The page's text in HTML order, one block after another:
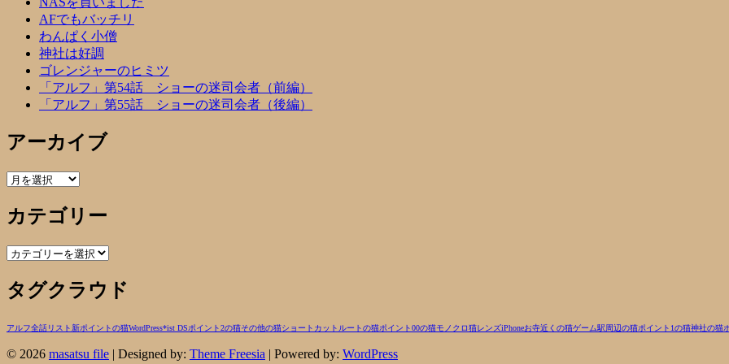
AFでもバッチリ
わんぱく小僧
神社は好調
ゴレンジャーのヒミツ
「アルフ」第54話 ショーの迷司会者（前編）
「アルフ」第55話 ショーの迷司会者（後編）
アーカイブ
ア
カ
イ
ブ
カテゴリー
カ
ゴ
リ
タグクラウド
アルフ全話リスト新ポイントの猫WordPress*ist DSポイント2の猫その他の猫ショートカットルートの猫ポイント00の猫モノクロ猫レンズiPhoneお寺近くの猫ゲーム駅周辺の猫ポイント1の猫神社の猫
© 2026 masatsu file | Designed by: Theme Freesia | Powered by: WordPress